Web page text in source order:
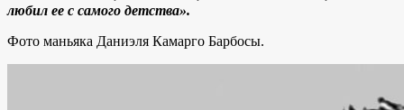
любил ее с самого детства».
Фото маньяка Даниэля Камарго Барбосы.